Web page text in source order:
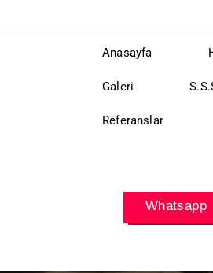
Anasayfa
Galeri
Referanslar
Whatsapp